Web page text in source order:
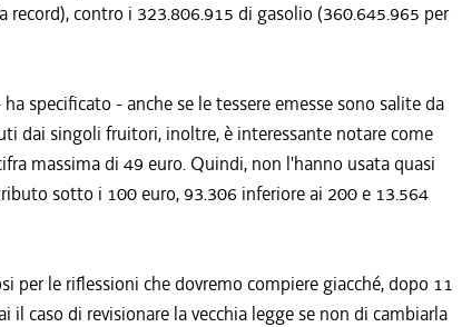
contro i 323.806.915 di gasolio (360.645.965 per
specificato - anche se le tessere emesse sono salite da
dai singoli fruitori, inoltre, è interessante notare come
massima di 49 euro. Quindi, non l'hanno usata quasi
sotto i 100 euro, 93.306 inferiore ai 200 e 13.564
per le riflessioni che dovremo compiere giacché, dopo 11
caso di revisionare la vecchia legge se non di cambiarla